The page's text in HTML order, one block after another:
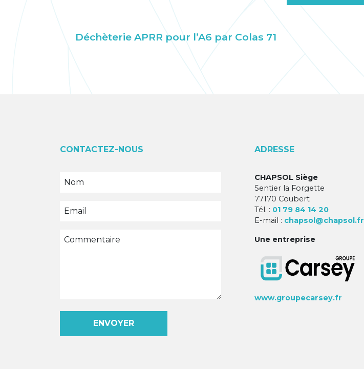
Déchèterie APRR pour l’A6 par Colas 71
CONTACTEZ-NOUS ADRESSE
CHAPSOL Siège
Sentier la Forgette
77170 Coubert
Tél. : 01 79 84 14 20
E-mail : chapsol@chapsol.fr
Une entreprise
www.groupecarsey.fr